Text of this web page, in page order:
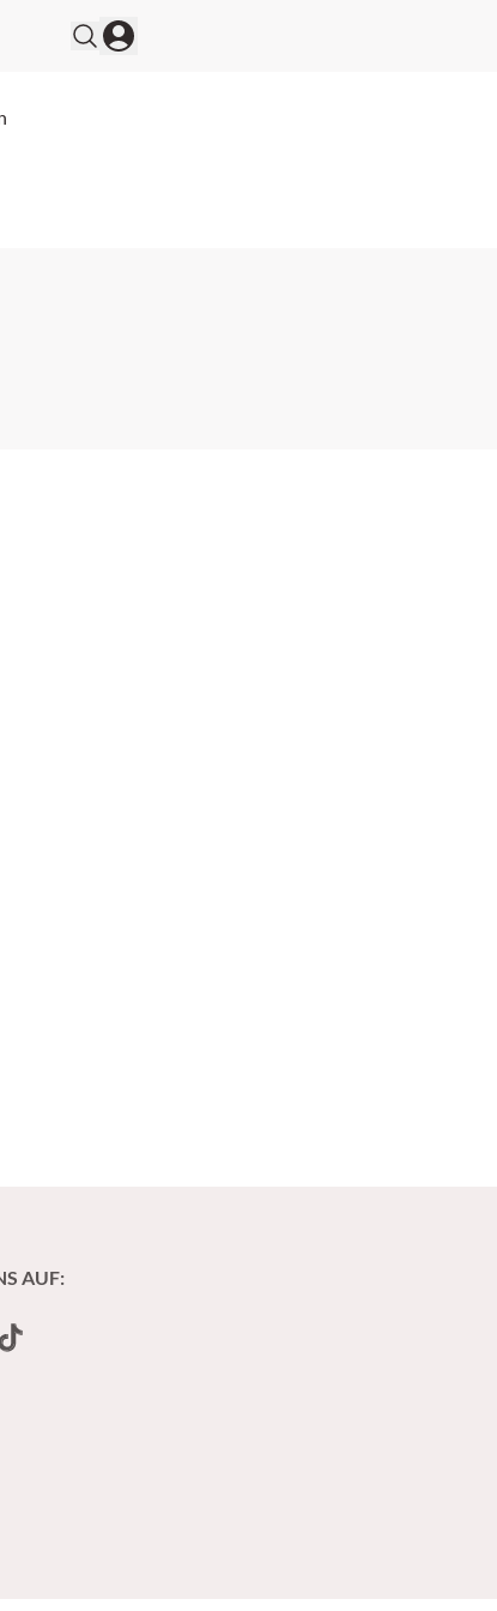
AUF:
TikTok